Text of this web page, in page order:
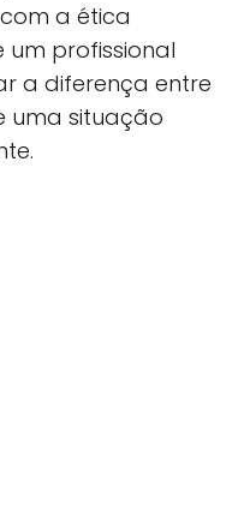
a ética
um profissional
a diferença entre
uma situação